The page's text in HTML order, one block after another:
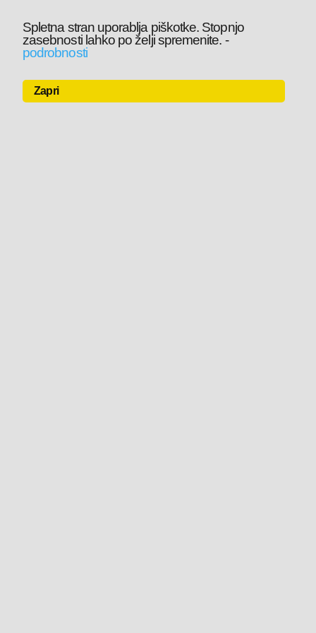
Spletna stran uporablja piškotke. Stopnjo
zasebnosti lahko po želji spremenite. -
podrobnosti
Zapri